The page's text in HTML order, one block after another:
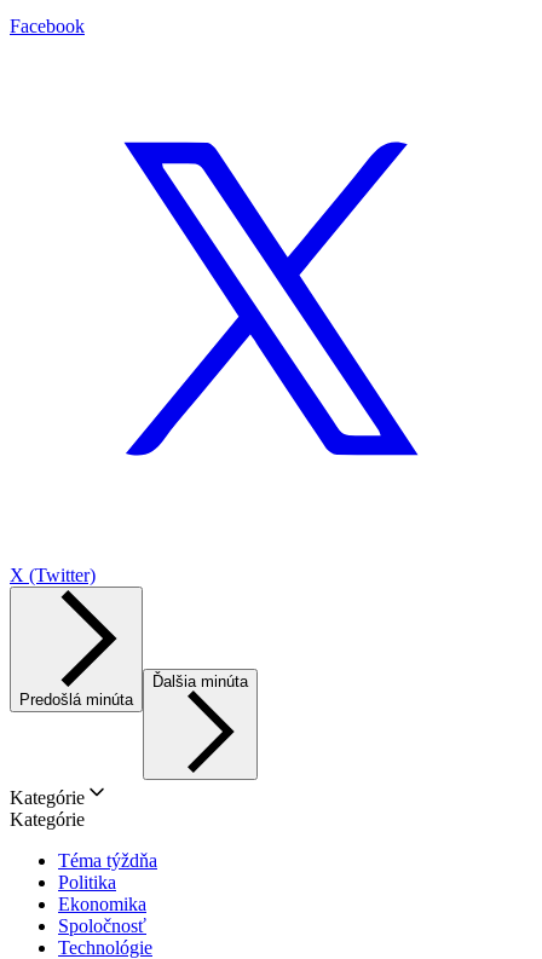
Facebook
X (Twitter)
Predošlá minúta
Ďalšia minúta
Kategórie
Kategórie
Téma týždňa
Politika
Ekonomika
Spoločnosť
Technológie